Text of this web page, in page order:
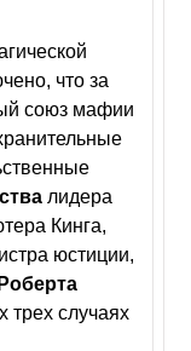
что за
союз мафии
лидера
Кинга,
юстиции,
Роберта
трех случаях